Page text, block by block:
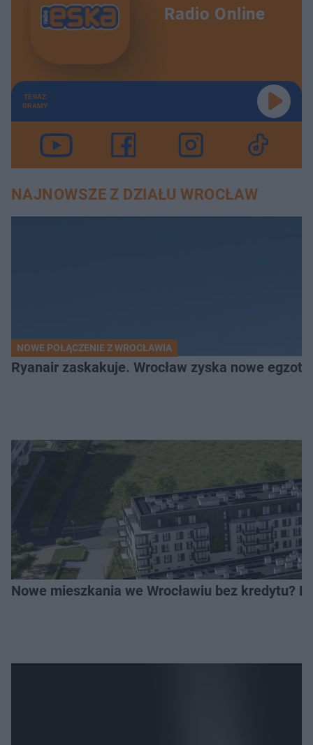
Radio Online
TERAZ
GRAMY
NAJNOWSZE Z DZIAŁU WROCŁAW
NOWE POŁĄCZENIE Z WROCŁAWIA
Ryanair zaskakuje. Wrocław zyska nowe
Nowe mieszkania we Wrocławiu bez kredytu?